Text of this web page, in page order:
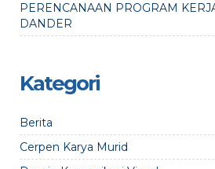
PERENCANAAN PROGRAM
DANDER
Kategori
Berita
Cerpen Karya Murid